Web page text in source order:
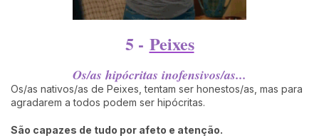
5 - Peixes
Os/as hipócritas inofensivos/as...
Os/as nativos/as de Peixes, tentam ser honestos/as, mas para
agradarem a todos podem ser hipócritas.
São capazes de tudo por afeto e atenção.